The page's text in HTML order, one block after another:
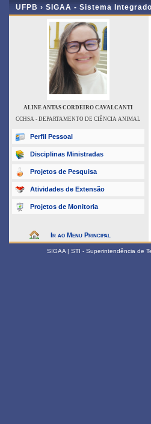
UFPB › SIGAA - Sistema
ALINE ANTAS CORDEIRO CAVALCANTI
CCHSA - DEPARTAMENTO DE CIÊNCIA ANIMAL
Perfil Pessoal
Disciplinas Ministradas
Projetos de Pesquisa
Atividades de Extensão
Projetos de Monitoria
Ir ao Menu Principal
SIGAA | STI - Superintendência de